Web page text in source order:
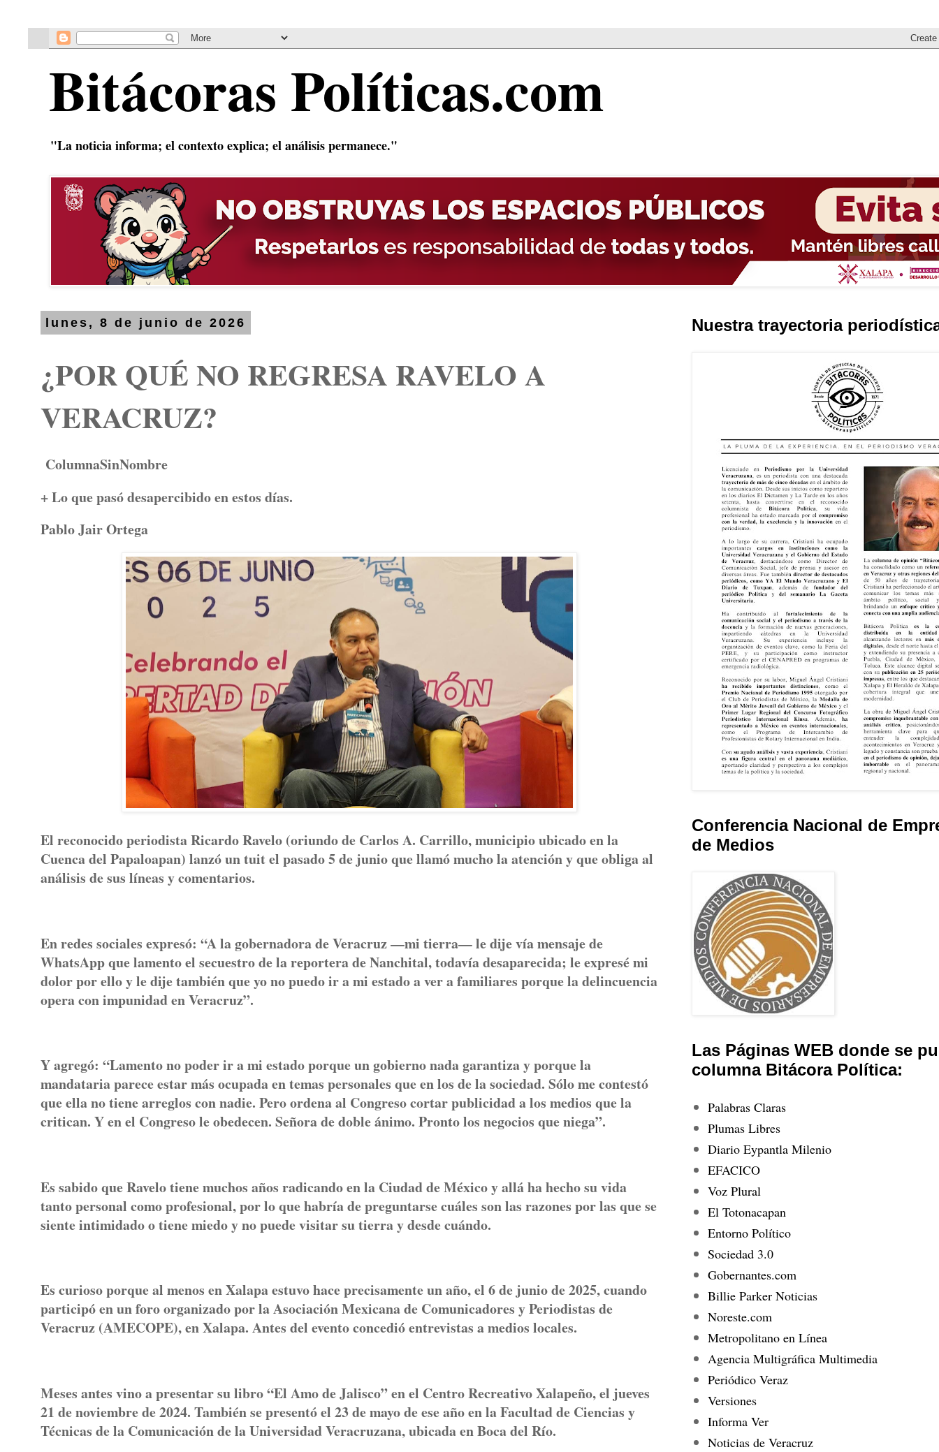
Bitácoras Políticas.com
"La noticia informa; el contexto explica; el análisis permanece."
lunes, 8 de junio de 2026
¿POR QUÉ NO REGRESA RAVELO A
VERACRUZ?
ColumnaSinNombre
+ Lo que pasó desapercibido en estos días.
Pablo Jair Ortega
El reconocido periodista Ricardo Ravelo (oriundo de Carlos A. Carrillo, municipio ubicado en la
Cuenca del Papaloapan) lanzó un tuit el pasado 5 de junio que llamó mucho la atención y que obliga al
análisis de sus líneas y comentarios.
En redes sociales expresó: “A la gobernadora de Veracruz —mi tierra— le dije vía mensaje de
WhatsApp que lamento el secuestro de la reportera de Nanchital, todavía desaparecida; le expresé mi
dolor por ello y le dije también que yo no puedo ir a mi estado a ver a familiares porque la delincuencia
opera con impunidad en Veracruz”.
Y agregó: “Lamento no poder ir a mi estado porque un gobierno nada garantiza y porque la
mandataria parece estar más ocupada en temas personales que en los de la sociedad. Sólo me contestó
que ella no tiene arreglos con nadie. Pero ordena al Congreso cortar publicidad a los medios que la
critican. Y en el Congreso le obedecen. Señora de doble ánimo. Pronto los negocios que niega”.
Es sabido que Ravelo tiene muchos años radicando en la Ciudad de México y allá ha hecho su vida
tanto personal como profesional, por lo que habría de preguntarse cuáles son las razones por las que se
siente intimidado o tiene miedo y no puede visitar su tierra y desde cuándo.
Es curioso porque al menos en Xalapa estuvo hace precisamente un año, el 6 de junio de 2025, cuando
participó en un foro organizado por la Asociación Mexicana de Comunicadores y Periodistas de
Veracruz (AMECOPE), en Xalapa. Antes del evento concedió entrevistas a medios locales.
Meses antes vino a presentar su libro “El Amo de Jalisco” en el Centro Recreativo Xalapeño, el jueves
21 de noviembre de 2024. También se presentó el 23 de mayo de ese año en la Facultad de Ciencias y
Técnicas de la Comunicación de la Universidad Veracruzana, ubicada en Boca del Río.
Nuestra trayectoria
Conferencia Nacional de
de Medios
Las Páginas WEB donde se
columna Bitácora Política:
Palabras Claras
Plumas Libres
Diario Eypantla Milenio
EFACICO
Voz Plural
El Totonacapan
Entorno Político
Sociedad 3.0
Gobernantes.com
Billie Parker Noticias
Noreste.com
Metropolitano en Línea
Agencia Multigráfica Multimedia
Periódico Veraz
Versiones
Informa Ver
Noticias de Veracruz